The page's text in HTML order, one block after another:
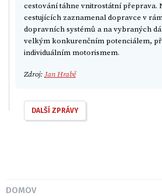
cestování táhne vnitrostátní přeprava.
cestujících zaznamenal dopravce v
dopravních systémů a na vybraných
velkým konkurenčním potenciálem,
individuálním motorismem.
Zdroj: Jan Hrabě
DALŠÍ ZPRÁVY
DOMOV